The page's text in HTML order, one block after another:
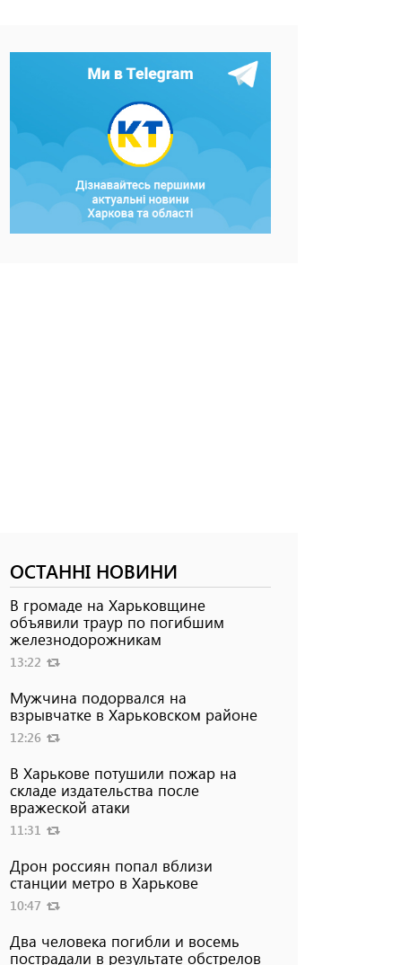
ОСТАННІ НОВИНИ
В громаде на Харьковщине
объявили траур по погибшим
железнодорожникам
13:22
Мужчина подорвался на
взрывчатке в Харьковском районе
12:26
В Харькове потушили пожар на
складе издательства после
вражеской атаки
11:31
Дрон россиян попал вблизи
станции метро в Харькове
10:47
Два человека погибли и восемь
пострадали в результате обстрелов